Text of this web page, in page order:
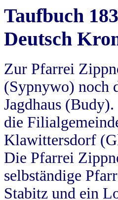
Taufbuch
Deutsch
Zur Pfarrei
(Sypnywo) noch
Jagdhaus
die
Klawittersdorf
Die Pfarrei
selbständige
Stabitz und ein